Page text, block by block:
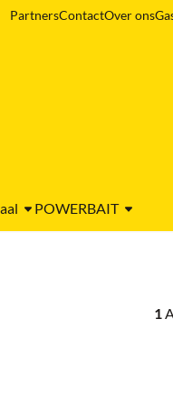
PartnersContactOver ons
POWERBAIT
1